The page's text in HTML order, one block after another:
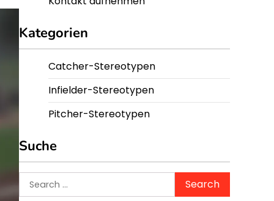
Kategorien
Catcher-Stereotypen
Infielder-Stereotypen
Pitcher-Stereotypen
Suche
Search
for: